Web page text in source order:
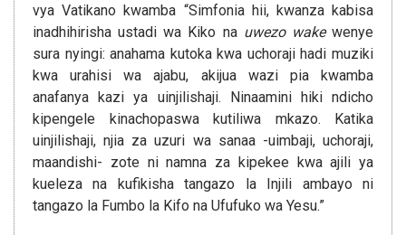
vya Vatikano kwamba “Simfonia hii, kwanza kabisa
inadhihirisha ustadi wa Kiko na uwezo wakewenye
sura nyingi: anahama kutoka kwa uchoraji hadi muziki
kwa urahisi wa ajabu, akijua wazi pia kwamba
anafanya kazi ya uinjilishaji. Ninaamini hiki ndicho
kipengele kinachopaswa kutiliwa mkazo. Katika
uinjilishaji, njia za uzuri wa sanaa -uimbaji, uchoraji,
maandishi- zote ni namna za kipekee kwa ajili ya
kueleza na kufikisha tangazo la Injili ambayo ni
tangazo la Fumbo la Kifo na Ufufuko wa Yesu.”